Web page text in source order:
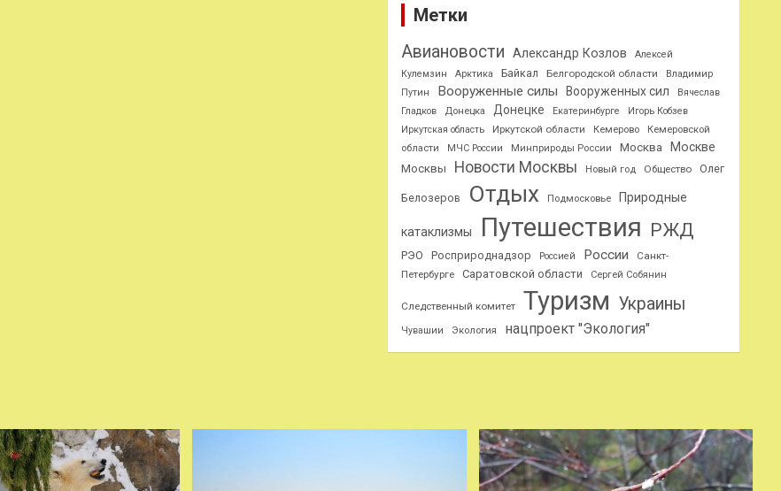
Метки
Авиановости Александр Козлов
Алексей
Кулемзин
Арктика Байкал Белгородской области
Владимир
Путин
Вооруженные силы Вооруженных сил
Вячеслав
Гладков
Донецка Донецке Екатеринбурге
Игорь Кобзев
Иркутская область
Иркутской области Кемерово
Кемеровской
области
МЧС России Минприроды России Москва Москве
Москвы Новости Москвы Новый год Общество Олег
Белозеров Отдых Подмосковье Природные
катаклизмы Путешествия РЖД
РЭО Росприроднадзор Россией России
Санкт-
Петербурге
Саратовской области Сергей Собянин
Следственный комитет Туризм Украины
Чувашии Экология нацпроект "Экология"